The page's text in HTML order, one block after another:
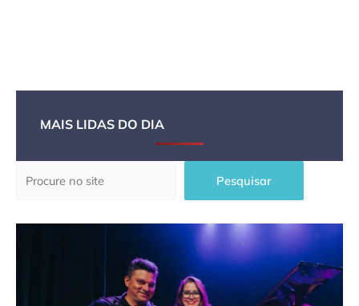
MAIS LIDAS DO DIA
Pesquisar